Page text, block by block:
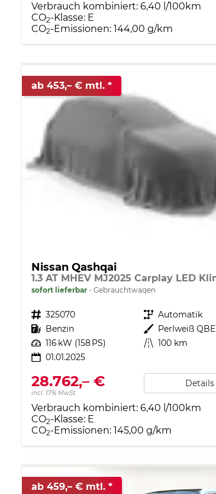
Verbrauch kombiniert: 6,40 l/100km
CO2-Klasse: E
CO2-Emissionen: 144,00 g/km
ab 453,– € mtl.
Nissan Qashqai
sofort lieferbar Gebrauchtwagen
Fahrzeugnr. 325070 Getriebe Automatik
Kraftstoff Benzin Außenfarbe Perlweiß QBE
Leistung 116 kW (158 PS) Kilometerstand 100 km
01.01.2025
28.762,– €
incl. 17% MwSt.
Details
Verbrauch kombiniert: 6,40 l/100km
CO2-Klasse: E
CO2-Emissionen: 145,00 g/km
ab 459,– € mtl.